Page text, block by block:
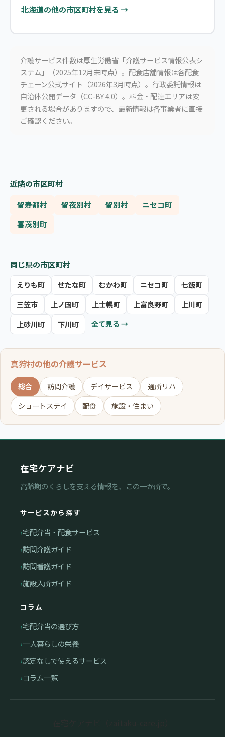
北海道の他の市区町村を見る →
介護サービス件数は厚生労働省「介護サービス情報公表シ
ステム」（2025年12月末時点）。配食店舗情報は各配食
チェーン公式サイト（2026年3月時点）。行政委託情報は
自治体公開データ（CC-BY 4.0）。料金・配達エリアは変
更される場合がありますので、最新情報は各事業者に直接
ご確認ください。
近隣の市区町村
留寿都村 留夜別村 留別村
ニセコ町
喜茂別町
同じ県の市区町村
えりも町 せたな町 むかわ町 ニセコ町
七飯町
三笠市
上ノ国町 上士幌町 上富良野町
上川町
上砂川町
下川町 全て見る →
真狩村の他の介護サービス
総合 訪問介護 デイサービス
通所リハ
ショートステイ
配食 施設・住まい
在宅ケアナビ
高齢期のくらしを支える情報を、この一か所で。
サービスから探す
宅配弁当・配食サービス
訪問介護ガイド
訪問看護ガイド
施設入所ガイド
コラム
宅配弁当の選び方
一人暮らしの栄養
認定なしで使えるサービス
コラム一覧